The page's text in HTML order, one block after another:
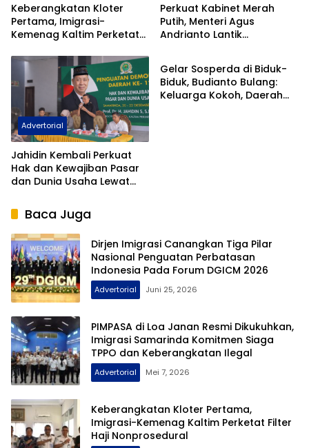
Keberangkatan Kloter
Pertama, Imigrasi-
Kemenag Kaltim Perketat
Perkuat Kabinet Merah
Putih, Menteri Agus
Andrianto Lantik
Advertorial
Jahidin Kembali Perkuat
Hak dan Kewajiban Pasar
dan Dunia Usaha Lewat
Advertorial
Gelar Sosperda di Biduk-
Biduk, Budianto Bulang:
Keluarga Kokoh, Daerah
Baca Juga
Dirjen Imigrasi Canangkan Tiga Pilar
Nasional Penguatan Perbatasan
Indonesia Pada Forum DGICM 2026
Advertorial Juni 25, 2026
PIMPASA di Loa Janan Resmi Dikukuhkan,
Imigrasi Samarinda Komitmen Siaga
TPPO dan Keberangkatan Ilegal
Advertorial Mei 7, 2026
Keberangkatan Kloter Pertama,
Imigrasi-Kemenag Kaltim Perketat Filter
Haji Nonprosedural